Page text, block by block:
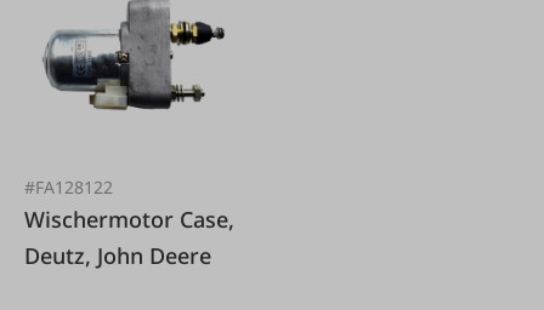
#FA128122
Wischermotor Case,
Deutz, John Deere